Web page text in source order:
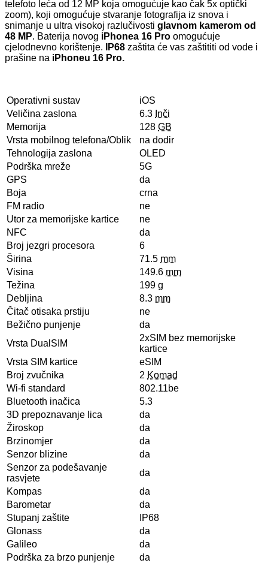
telefoto leća od 12 MP koja omogućuje kao čak 5x optički
zoom), koji omogućuje stvaranje fotografija iz snova i
snimanje u ultra visokoj razlučivosti glavnom kamerom od
48 MP. Baterija novog iPhonea 16 Pro omogućuje
cjelodnevno korištenje.
IP68 zaštita će vas zaštititi od vode i
prašine na iPhoneu 16 Pro.
Operativni sustav
iOS
Veličina zaslona
6.3 Inči
Memorija
128 GB
Vrsta mobilnog telefona/Oblik
na dodir
Tehnologija zaslona
OLED
Podrška mreže
5G
GPS
da
Boja
crna
FM radio
ne
Utor za memorijske kartice
ne
NFC
da
Broj jezgri procesora
6
Širina
71.5 mm
Visina
149.6 mm
Težina
199 g
Debljina
8.3 mm
Čitač otisaka prstiju
ne
Bežično punjenje
da
Vrsta DualSIM
2xSIM bez memorijske
kartice
Vrsta SIM kartice
eSIM
Broj zvučnika
2 Komad
Wi-fi standard
802.11be
Bluetooth inačica
5.3
3D prepoznavanje lica
da
Žiroskop
da
Brzinomjer
da
Senzor blizine
da
Senzor za podešavanje
rasvjete
da
Kompas
da
Barometar
da
Stupanj zaštite
IP68
Glonass
da
Galileo
da
Podrška za brzo punjenje
da